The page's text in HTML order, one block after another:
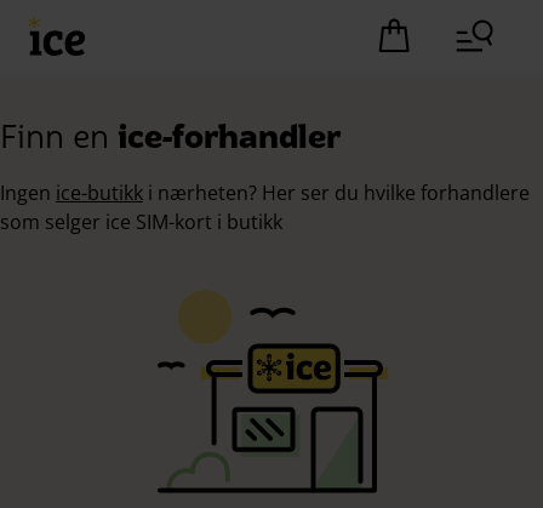
Hopp til hovedinnhold (Trykk Enter)
Det er ingen
Finn en ice-forhandler
Ingen ice-butikk i nærheten? Her ser du hvilke forhandlere
som selger ice SIM-kort i butikk